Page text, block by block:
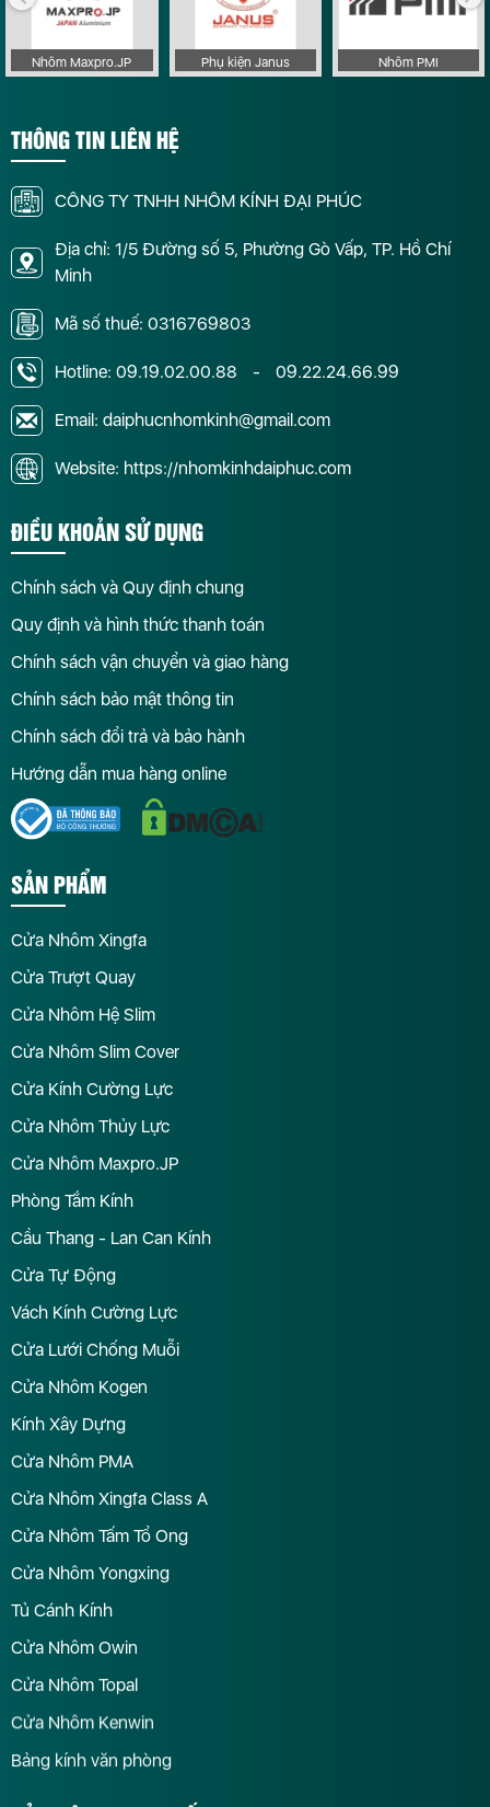
Nhôm Maxpro.JP Phụ kiện Janus Nhôm PMI
THÔNG TIN LIÊN HỆ
CÔNG TY TNHH NHÔM KÍNH ĐẠI PHÚC
Địa chỉ: 1/5 Đường số 5, Phường Gò Vấp, TP. Hồ Chí
Minh
Mã số thuế: 0316769803
Hotline: 09.19.02.00.88 - 09.22.24.66.99
Email: daiphucnhomkinh@gmail.com
Website: https://nhomkinhdaiphuc.com
ĐIỀU KHOẢN SỬ DỤNG
Chính sách và Quy định chung
Quy định và hình thức thanh toán
Chính sách vận chuyển và giao hàng
Chính sách bảo mật thông tin
Chính sách đổi trả và bảo hành
Hướng dẫn mua hàng online
SẢN PHẨM
Cửa Nhôm Xingfa
Cửa Trượt Quay
Cửa Nhôm Hệ Slim
Cửa Nhôm Slim Cover
Cửa Kính Cường Lực
Cửa Nhôm Thủy Lực
Cửa Nhôm Maxpro.JP
Phòng Tắm Kính
Cầu Thang - Lan Can Kính
Cửa Tự Động
Vách Kính Cường Lực
Cửa Lưới Chống Muỗi
Cửa Nhôm Kogen
Kính Xây Dựng
Cửa Nhôm PMA
Cửa Nhôm Xingfa Class A
Cửa Nhôm Tấm Tổ Ong
Cửa Nhôm Yongxing
Tủ Cánh Kính
Cửa Nhôm Owin
Cửa Nhôm Topal
Cửa Nhôm Kenwin
Bảng kính văn phòng